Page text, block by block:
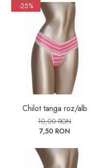
-25%
Chilot tanga roz/alb
10,00 RON
7,50 RON